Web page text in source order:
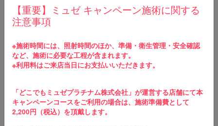
【重要】ミュゼ キャンペーン施術に関する
注意事項
※施術時間には、照射時間のほか、準備・衛生管理・安全確認
など、施術に必要な工程が含まれます。
※利用料はご来店当日にお支払いいただきます。
「どこでもミュゼプラチナム株式会社」が運営する店舗にて本
キャンペーンコースをご利用の場合は、施術準備費として
2,200円（税込）を頂戴します。
2
メールが送られます。※仮予約の場合、後日予約店
舗よりご連絡させていただきます。
3
ご予約の変更やキャンセルを希望の場合、直接ご予
約店舗にご連絡をお願いいたします。